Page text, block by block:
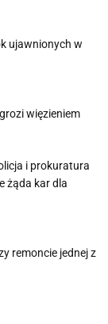
ujawnionych w
więzieniem
i prokuratura
żąda kar dla
remoncie jednej z